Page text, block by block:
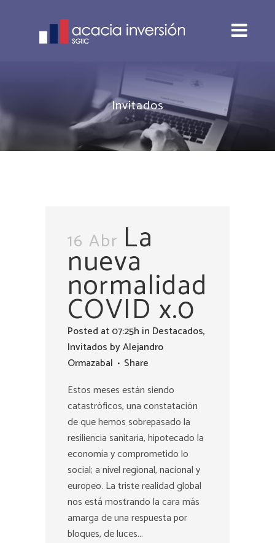
Invitados
16 Abr La
nueva
normalidad
COVID x.0
Posted at 07:25h in Destacados,
Invitados byAlejandro
Ormazabal
Share
Estos meses están siendo
catastróficos, una constatación
de que hemos sobrepasado la
resiliencia sanitaria, hipotecado la
economía y comprometido lo
social; a nivel regional, nacional y
europeo. La triste realidad global
nos está mostrando la cara más
amarga de una respuesta por
bloques, de luces...